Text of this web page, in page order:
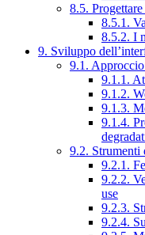
8.5.
8.5.1.
8.5.2. I
9. Sviluppo
9.1.
9.1.1.
9.1.2.
9.1.3.
9.1.4.
9.2. Strumenti
9.2.1.
9.2.2.
use
9.2.3.
9.2.4.